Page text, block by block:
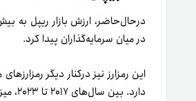
درحال‌حاضر، ارزش بازار ریپل به بیش از ۲۵میلیارد دلار
در میان سرمایه‌­گذاران پیدا کرد.
این رمزارز نیز در‌کنار دیگر
دارد. بین سال‌های ۲۰۱۷ تا ۲۰۲۳، میزان افزایش قیمت این توکن ۷۹۵۰درصد بوده است.